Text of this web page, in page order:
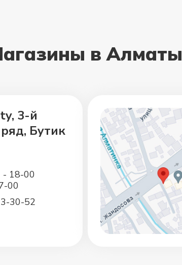
в Алматы
3-й
Бутик
- 18-00
00
30-52